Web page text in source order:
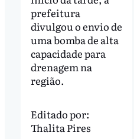
prefeitura
divulgou o envio de
uma bomba de alta
capacidade para
drenagem na
região.
Editado por:
Thalita Pires